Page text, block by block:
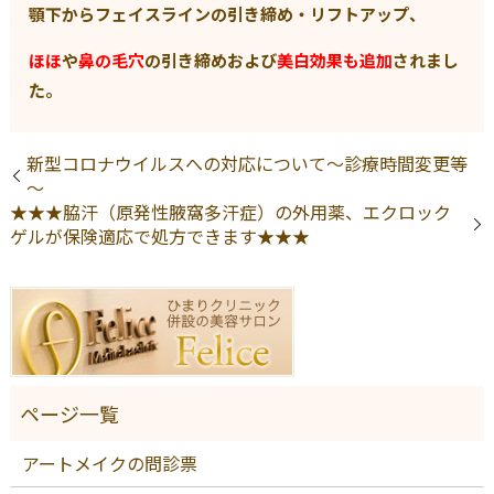
顎下からフェイスラインの引き締め・リフトアップ、
ほほや鼻の毛穴の引き締めおよび美白効果も追加されまし
た。
新型コロナウイルスへの対応について～診療時間変更等
～
★★★脇汗（原発性腋窩多汗症）の外用薬、エクロック
ゲルが保険適応で処方できます★★★
アートメイクの問診票